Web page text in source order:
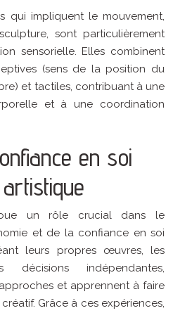
qui impliquent le mouvement,
sont particulièrement
sensorielle. Elles combinent
(sens de la position du
et tactiles, contribuant à une
et à une coordination
en soi
un rôle crucial dans le
et de la confiance en soi
leurs propres œuvres, les
indépendantes,
et apprennent à faire
Grâce à ces expériences,